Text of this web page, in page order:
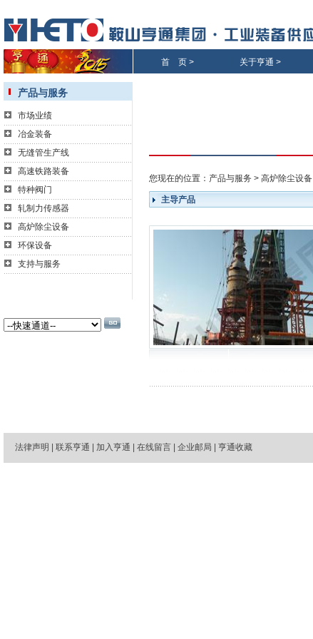
首 页 > 关于亨通 >
产品与服务
市场业绩
冶金装备
无缝管生产线
高速铁路装备
特种阀门
轧制力传感器
高炉除尘设备
环保设备
支持与服务
您现在的位置： 产品与服务 > 高炉除尘设备
主导产品
法律声明 联系亨通 加入亨通 在线留言 企业邮局 亨通收藏